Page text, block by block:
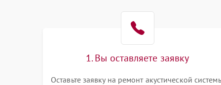
1. Вы оставляете заявку
Оставьте заявку на ремонт акустической